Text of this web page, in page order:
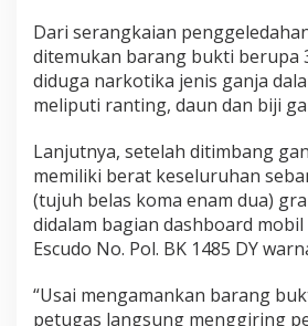
Dari serangkaian
ditemukan barang bukti berupa
diduga narkotika jenis ganja
meliputi ranting, daun dan biji
Lanjutnya, setelah ditimbang
memiliki berat keseluruhan
(tujuh belas koma enam dua)
didalam bagian dashboard
Escudo No. Pol. BK 1485 DY
“Usai mengamankan barang
petugas langsung menggiring